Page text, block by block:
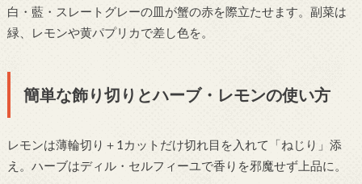
白・藍・スレートグレーの皿が蟹の赤を際立たせます。副菜は
緑、レモンや黄パプリカで差し色を。
簡単な飾り切りとハーブ・レモンの使い方
レモンは薄輪切り＋1カットだけ切れ目を入れて「ねじり」添
え。ハーブはディル・セルフィーユで香りを邪魔せず上品に。